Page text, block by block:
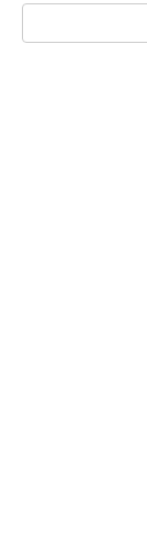
Поиск: